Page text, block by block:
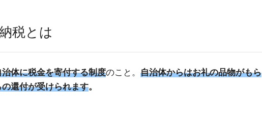
税とは
体に税金を寄付する制度のこと。 自治体からはお礼の品物がもら
還付が受けられます。